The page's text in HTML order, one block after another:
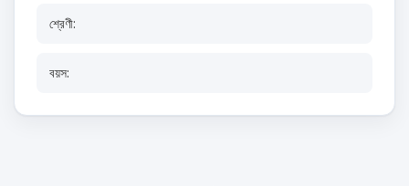
শ্রেণী:
বয়স: